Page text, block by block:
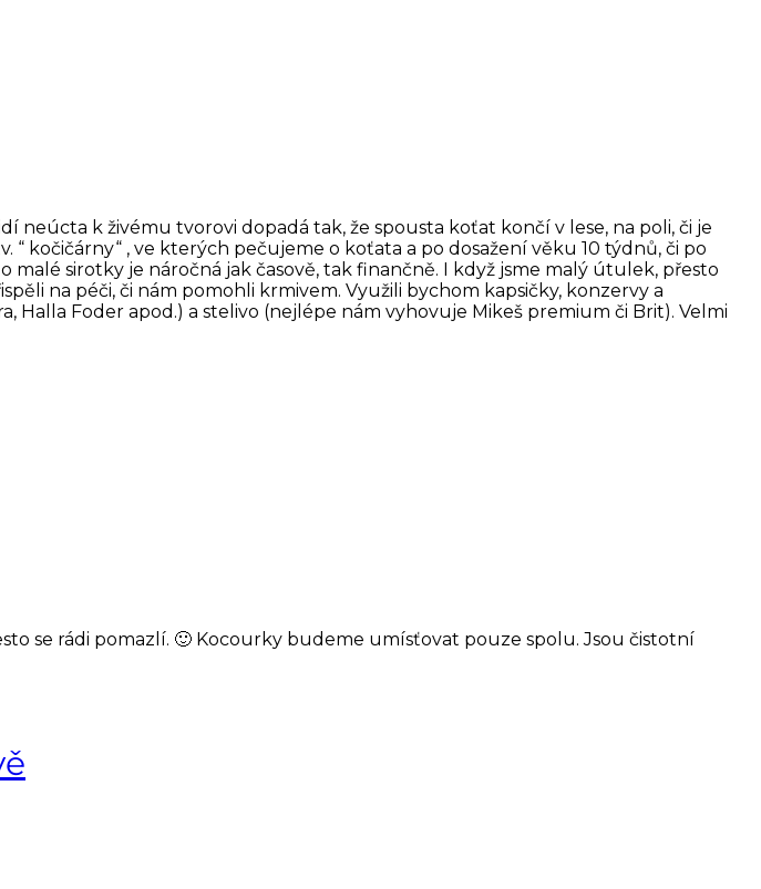
k živému tvorovi dopadá tak, že spousta koťat končí v lese, na poli, či je
kočičárny“ , ve kterých pečujeme o koťata a po dosažení věku 10 týdnů, či po
sirotky je náročná jak časově, tak finančně. I když jsme malý útulek, přesto
na péči, či nám pomohli krmivem. Využili bychom kapsičky, konzervy a
Halla Foder apod.) a stelivo (nejlépe nám vyhovuje Mikeš premium či Brit). Velmi
se rádi pomazlí. 🙂 Kocourky budeme umísťovat pouze spolu. Jsou čistotní